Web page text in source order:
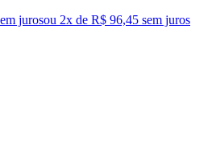
jurosou 2x de R$ 96,45 sem juros